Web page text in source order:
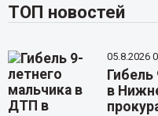
ТОП новостей
05.8.2026
в